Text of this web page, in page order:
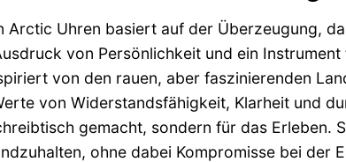
Arctic Uhren basiert auf der Überzeugung,
von Persönlichkeit und ein
von den rauen, aber faszinierenden
von Widerstandsfähigkeit, Klarheit und
gemacht, sondern für das Erleben.
ohne dabei Kompromisse bei der